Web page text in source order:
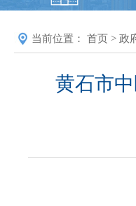
当前位置： 首页 > 政
黄石市